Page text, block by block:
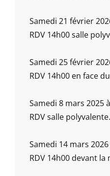
Samedi 21 février
RDV 14h00 salle
Samedi 25 février
RDV 14h00 en face
Samedi 8 mars 2025
RDV salle polyvalente.
Samedi 14 mars 2026
RDV 14h00 devant la